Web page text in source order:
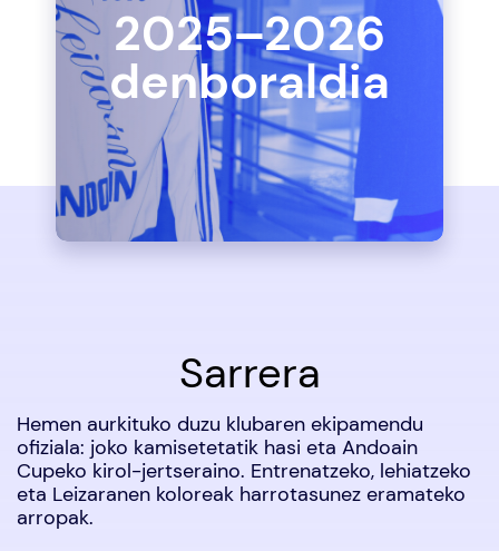
2025–2026
denboraldia
Sarrera
Hemen aurkituko duzu klubaren ekipamendu
ofiziala: joko kamisetetatik hasi eta Andoain
Cupeko kirol-jertseraino. Entrenatzeko, lehiatzeko
eta Leizaranen koloreak harrotasunez eramateko
arropak.